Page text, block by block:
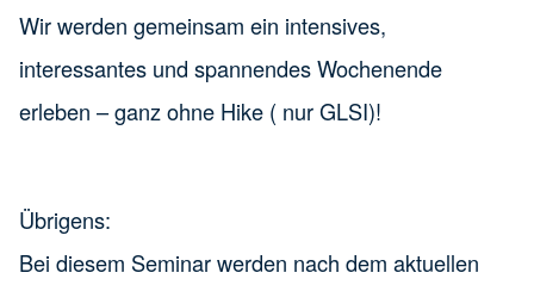
Wir werden gemeinsam ein intensives,
interessantes und spannendes Wochenende
erleben – ganz ohne Hike ( nur GLSI)!
Übrigens:
Bei diesem Seminar werden nach dem aktuellen